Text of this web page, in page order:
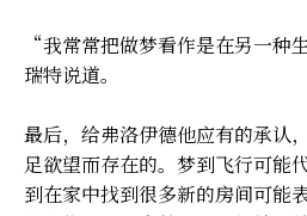
“我常常把做梦看作是在另一种
瑞特说道。
最后，给弗洛伊德他应有的承认
足欲望而存在的。梦到飞行可能
到在家中找到很多新的房间可能